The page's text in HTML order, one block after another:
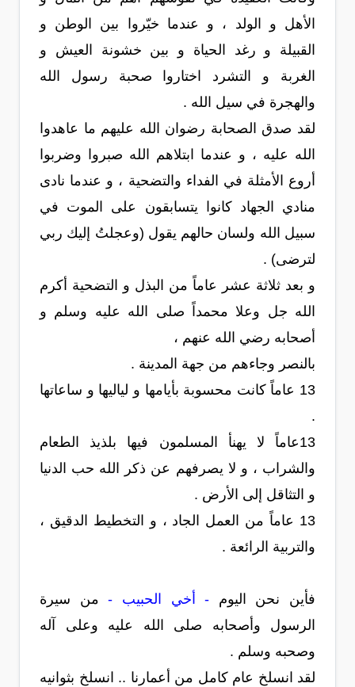
الأهل و الولد ، و عندما خيّروا بين الوطن و
القبيلة و رغد الحياة و بين خشونة العيش و
الغربة و التشرد اختاروا صحبة رسول الله
والهجرة في سيل الله .
لقد صدق الصحابة رضوان الله عليهم ما عاهدوا
الله عليه ، و عندما ابتلاهم الله صبروا وضربوا
أروع الأمثلة في الفداء والتضحية ، و عندما نادى
منادي الجهاد كانوا يتسابقون على الموت في
سبيل الله ولسان حالهم يقول (وعجلتُ إليك ربي
لترضى) .
و بعد ثلاثة عشر عاماً من البذل و التضحية أكرم
الله جل وعلا محمداً صلى الله عليه وسلم و
أصحابه رضي الله عنهم ،
بالنصر وجاءهم من جهة المدينة .
13 عاماً كانت محسوبة بأيامها و لياليها و ساعاتها
.
13عاماً لا يهنأ المسلمون فيها بلذيذ الطعام
والشراب ، و لا يصرفهم عن ذكر الله حب الدنيا
و التثاقل إلى الأرض .
13 عاماً من العمل الجاد ، و التخطيط الدقيق ،
والتربية الرائعة .
فأين نحن اليوم - أخي الحبيب -من سيرة
الرسول وأصحابه صلى الله عليه وعلى آله
وصحبه وسلم .
لقد انسلخ عام كامل من أعمارنا .. انسلخ بثوانيه